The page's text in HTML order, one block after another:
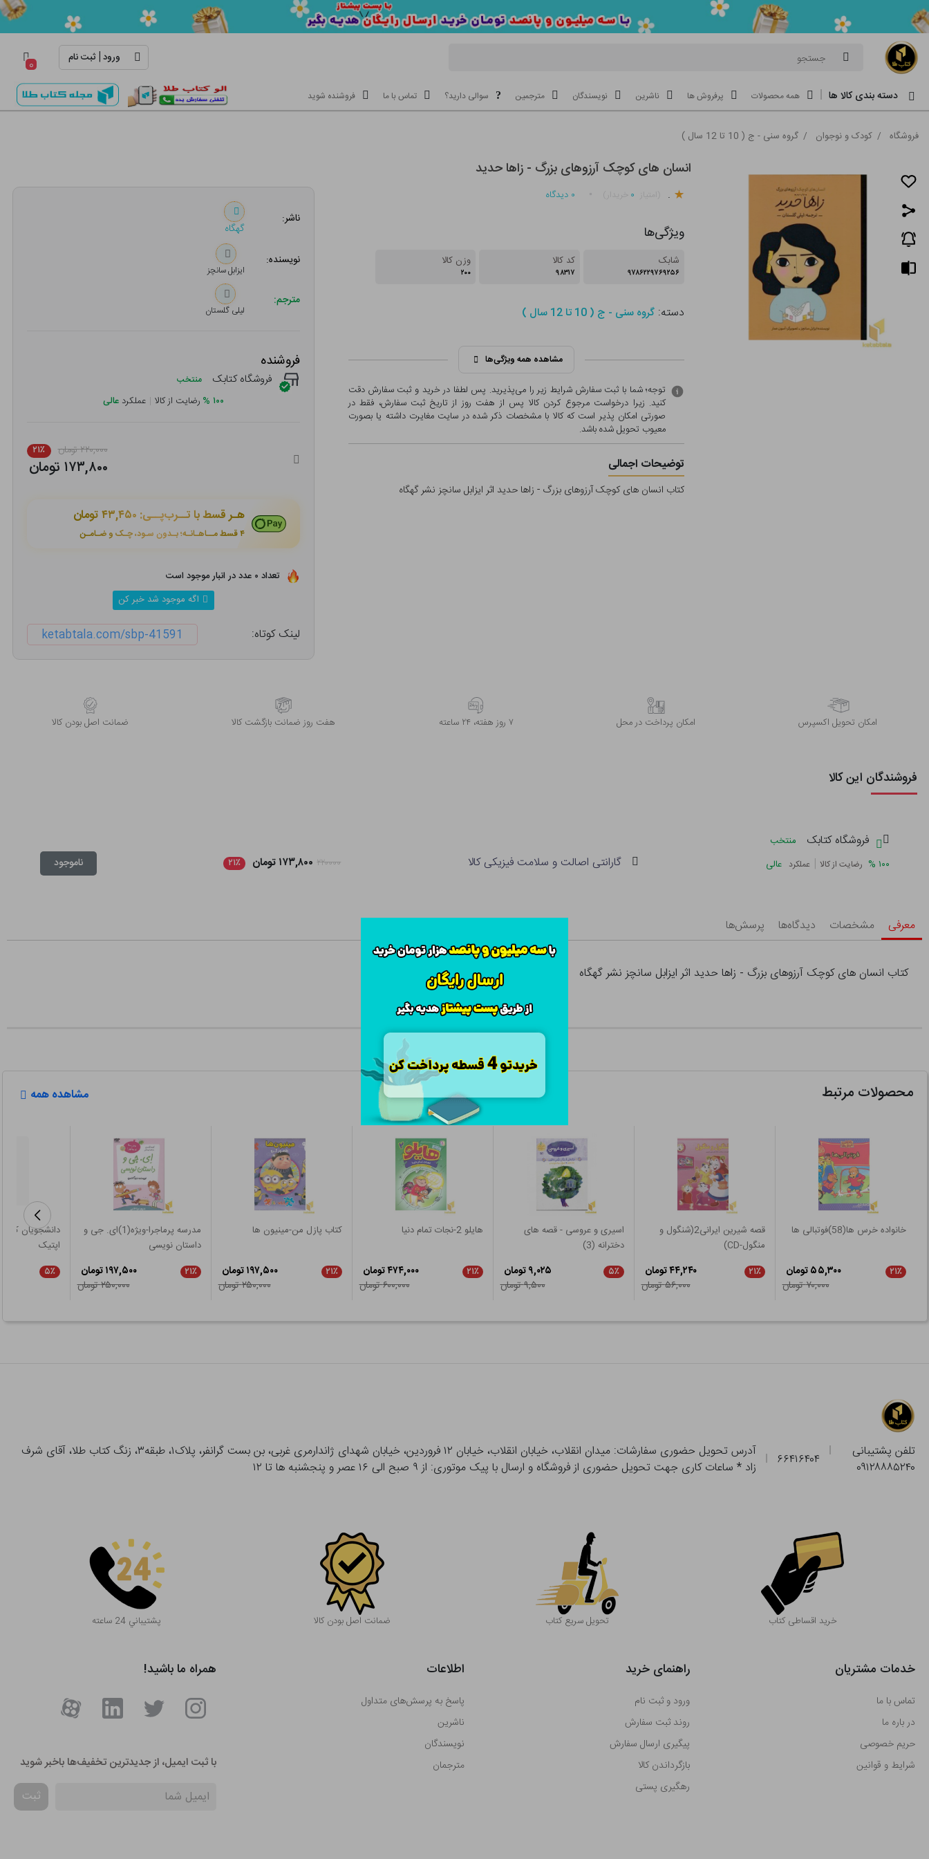
جستجو ورود| ثبت نام ۰
دسته بندی کالا ها همه محصولات پرفروش ها ناشرین نویسندگان مترجمین سوالی دارید؟ تماس با ما فروشنده شوید
فروشگاه / کودک و نوجوان / گروه سنی - ج ( 10 تا 12 سال )
انسان های کوچک آرزوهای بزرگ - زاها حدید
. ۰ ۰ دیدگاه
ویژگی‌ها
شابک
۹۷۸۶۲۲۹۷۶۹۲۵۶
کد کالا
۹۸۳۱۷
وزن کالا
۲۰۰
دسته: گروه سنی - ج ( 10 تا 12 سال )
مشاهده همه ویژگی‌ها
توجه؛ شما با ثبت سفارش شرایط زیر را می‌پذیرید. پس لطفا در خرید و ثبت سفارش دقت
کنید. زیرا درخواست مرجوع کردن کالا پس از هفت روز از تاریخ ثبت سفارش، فقط در
صورتی امکان پذیر است که کالا با مشخصات ذکر شده در سایت مغایرت داشته یا بصورت
معيوب تحویل شده باشد.
توضیحات اجمالی
کتاب انسان های کوچک آرزوهای بزرگ - زاها حدید اثر ایزابل سانچز نشر گهگاه
ناشر:
گهگاه
نویسنده:
ایزابل سانچز
مترجم:
لیلی گلستان
فروشنده
فروشگاه کتابک منتخب
۱۰۰ % رضایت از کالا | عملکرد عالی
۲۲۰,۰۰۰ تومان ۲۱٪
۱۷۳,۸۰۰ تومان
هـر قسط با تــرب‌پــی: ۴۳,۴۵۰ تومان
۴ قسط مــاهـانـه؛ بـدون سـود، چـک و ضـامـن
تعداد ۰ عدد در انبار موجود است
اگه موجود شد خبر کن
لینک کوتاه: ketabtala.com/sbp-41591
اﻣﮑﺎن ﺗﺤﻮﯾﻞ اﮐﺴﭙﺮس امکان پرداخت در محل ۷ روز ﻫﻔﺘﻪ، ۲۴ ﺳﺎﻋﺘﻪ هفت روز ضمانت بازگشت کالا ﺿﻤﺎﻧﺖ اﺻﻞ ﺑﻮدن ﮐﺎﻟﺎ
فروشندگان این کالا
فروشگاه کتابک
منتخب
۱۰۰ % رضایت از کالا | عملکرد عالی گارانتی اصالت و سلامت فیزیکی کالا ۲۲۰۰۰۰ ۱۷۳,۸۰۰ تومان ۲۱٪ ناموجود
معرفی مشخصات دیدگاه‌ها پرسش‌ها
کتاب انسان های کوچک آرزوهای بزرگ - زاها حدید اثر ایزابل سانچز نشر گهگاه
محصولات مرتبط مشاهده همه
خانواده خرس ها(58)فوتبالی ها
۲۱٪
۵۵,۳۰۰ تومان
۷۰,۰۰۰ تومان
قصه شیرین ایرانی2(شنگول و
منگول-CD)
۲۱٪
۴۴,۲۴۰ تومان
۵۶,۰۰۰ تومان
اسیری و عروسی - قصه های
دخترانه (3)
۵٪
۹,۰۲۵ تومان
۹,۵۰۰ تومان
هایلو 2-نجات تمام دنیا
۲۱٪
۴۷۴,۰۰۰ تومان
۶۰۰,۰۰۰ تومان
کتاب پازل من-مینیون ها
۲۱٪
۱۹۷,۵۰۰ تومان
۲۵۰,۰۰۰ تومان
مدرسه پرماجرا-ویژه(1)ای. جی و
داستان نویسی
۲۱٪
۱۹۷,۵۰۰ تومان
۲۵۰,۰۰۰ تومان
اپتیک
۵٪
تلفن پشتیبانی
۰۹۱۲۸۸۸۵۲۴۰
۶۶۴۱۶۴۰۴
آدرس تحویل حضوری سفارشات: میدان انقلاب، خیابان انقلاب، خیابان ۱۲ فروردین، خیابان شهدای ژاندارمری غربی، بن بست گرانفر، پلاک۱، طبقه۳، زنگ کتاب طلا، آقای شرف
زاد * ساعات کاری جهت تحویل حضوری از فروشگاه و ارسال با پیک موتوری: از ۹ صبح الی ۱۶ عصر و پنجشنبه ها تا ۱۲
خرید اقساطی کتاب تحویل سریع کتاب
بصورت حضوری از آدرس تحویل حضوری سفارش خود را بدون هیچ هزینه ای تحویل بگیرید.
ضمانت اصل بودن کالا پشتيباني 24 ساعته
خدمات مشتریان
تماس با ما
در باره ما
حریم خصوصی
شرایط و قوانین
راهنمای خرید
ورود و ثبت نام
روند ثبت سفارش
پیگیری ارسال سفارش
بازگرداندن کالا
رهگیری پستی
اطلاعات
پاسخ به پرسش‌های متداول
ناشرین
نویسندگان
مترجمان
همراه ما باشید!
با ثبت ایمیل، از جدید‌ترین تخفیف‌ها با‌خبر شوید
ثبت